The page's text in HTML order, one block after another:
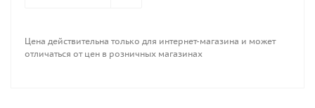
Цена действительна только для интернет-магазина и может
отличаться от цен в розничных магазинах